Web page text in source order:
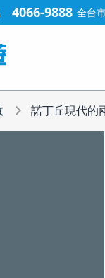
4066-9888 全台
諾丁丘現代的